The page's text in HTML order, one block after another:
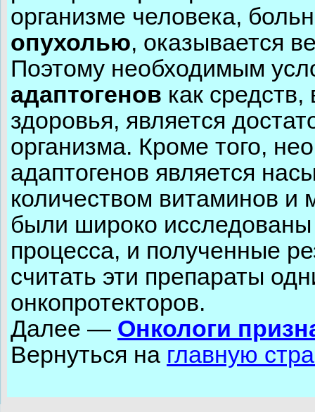
организме человека,
опухолью, оказывается
Поэтому необходимым
адаптогенов как
здоровья, является
организма. Кроме того,
адаптогенов является
количеством витаминов и
были широко
процесса, и полученные
считать эти препараты
онкопротекторов.
Далее — Онкологи
Вернуться на главную